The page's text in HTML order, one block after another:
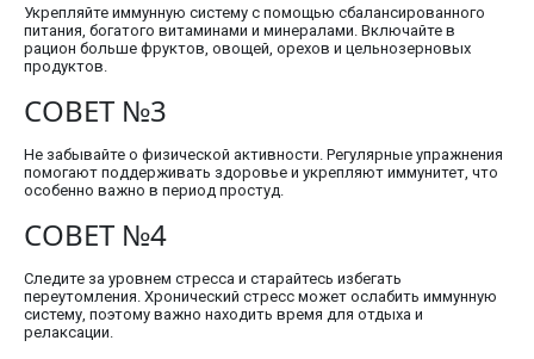
Укрепляйте иммунную систему с помощью сбалансированного
питания, богатого витаминами и минералами. Включайте в
рацион больше фруктов, овощей, орехов и цельнозерновых
продуктов.
СОВЕТ №3
Не забывайте о физической активности. Регулярные упражнения
помогают поддерживать здоровье и укрепляют иммунитет, что
особенно важно в период простуд.
СОВЕТ №4
Следите за уровнем стресса и старайтесь избегать
переутомления. Хронический стресс может ослабить иммунную
систему, поэтому важно находить время для отдыха и
релаксации.